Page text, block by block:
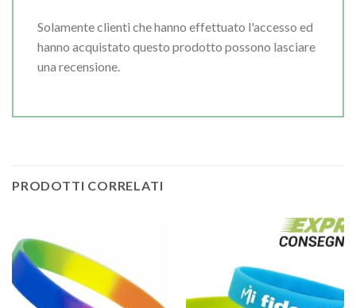
Solamente clienti che hanno effettuato l'accesso ed
hanno acquistato questo prodotto possono lasciare
una recensione.
PRODOTTI CORRELATI